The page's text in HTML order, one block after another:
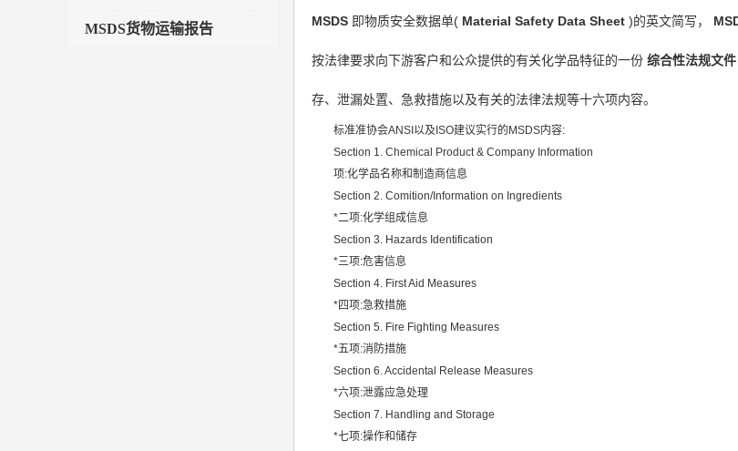
MSDS货物运输报告 MSDS 即物质安全数据单( Material Safety Data Sheet )的英文简写，
按法律要求向下游客户和公众提供的有关化学品特征的一份 综合性法规文件
存、泄漏处置、急救措施以及有关的法律法规等十六项内容。
标准准协会ANSI以及ISO建议实行的MSDS内容:
Section 1. Chemical Product & Company Information
项:化学品名称和制造商信息
Section 2. Comition/Information on Ingredients
*二项:化学组成信息
Section 3. Hazards Identification
*三项:危害信息
Section 4. First Aid Measures
*四项:急救措施
Section 5. Fire Fighting Measures
*五项:消防措施
Section 6. Accidental Release Measures
*六项:泄露应急处理
Section 7. Handling and Storage
*七项:操作和储存